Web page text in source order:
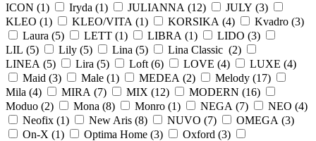
ICON (1) Iryda (1) JULIANNA (12) JULY (3)
KLEO (1) KLEO/VITA (1) KORSIKA (4) Kvadro (3)
Laura (5) LETT (1) LIBRA (1) LIDO (3)
LIL (5) Lily (5) Lina (5) Lina Classic (2)
LINEA (5) Lira (5) Loft (6) LOVE (4) LUXE (4)
Maid (3) Male (1) MEDEA (2) Melody (17)
Mila (4) MIRA (7) MIX (12) MODERN (16)
Moduo (2) Mona (8) Monro (1) NEGA (7) NEO (4)
Neofix (1) New Aris (8) NUVO (7) OMEGA (3)
On-X (1) Optima Home (3) Oxford (3)